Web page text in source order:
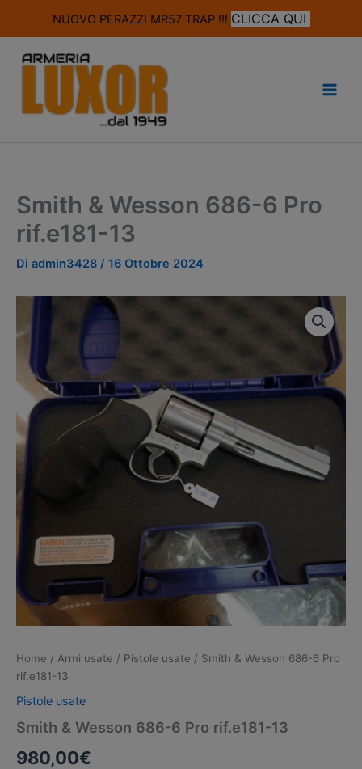
NUOVO PERAZZI MR57 TRAP !!! CLICCA QUI
Smith & Wesson 686-6 Pro
rif.e181-13
Di admin3428 / 16 Ottobre 2024
Home / Armi usate / Pistole usate / Smith & Wesson 686-6 Pro
rif.e181-13
Pistole usate
Smith & Wesson 686-6 Pro rif.e181-13
980,00€